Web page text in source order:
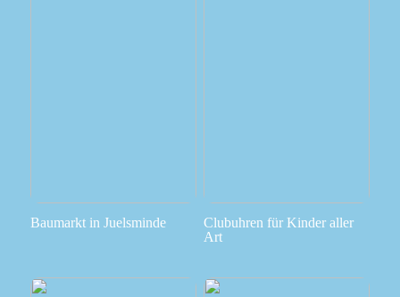
Baumarkt in Juelsminde
Clubuhren für Kinder aller
Art